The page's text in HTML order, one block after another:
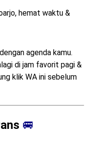
hemat waktu &
agenda kamu.
di jam favorit pagi &
klik WA ini sebelum
🚐